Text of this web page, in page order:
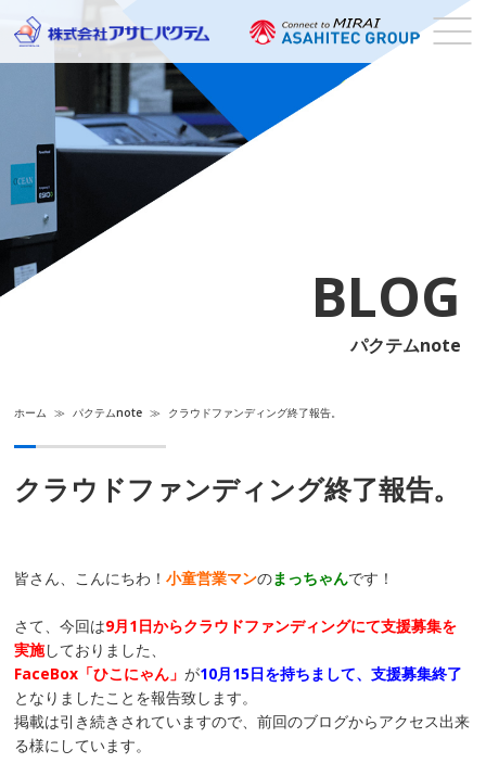
BLOG
パクテムnote
ホーム ≫ パクテムnote ≫ クラウドファンディング終了報告。
クラウドファンディング終了報告。
皆さん、こんにちわ！小童営業マンのまっちゃんです！
さて、今回は9月1日からクラウドファンディングにて支援募集を
実施しておりました、
FaceBox「ひこにゃん」が10月15日を持ちまして、支援募集終了
となりましたことを報告致します。
掲載は引き続きされていますので、前回のブログからアクセス出来
る様にしています。